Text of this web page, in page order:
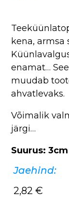
kena, armsa
enamat…
muudab
ahvatlevaks.
Võimalik
järgi…
Suurus: 3cm
Jaehind:
2,82 €